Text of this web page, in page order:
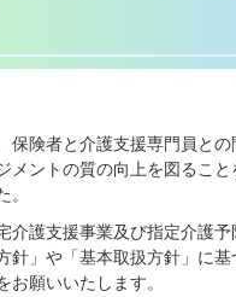
保険者と介護支援専門員と
メントの質の向上を図るこ
。
介護支援事業及び指定介護
方針」や「基本取扱方針」に
お願いいたします。